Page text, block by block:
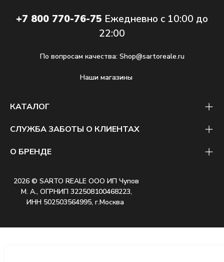
КАТАЛОГ
СЛУЖБА ЗАБОТЫ О КЛИЕНТАХ
О БРЕНДЕ
+7 800 770-76-75 Ежедневно с 10:00 до
22:00
По вопросам качества: Shop@sartoreale.ru
Наши магазины
2026 © SARTO REALE ООО ИП Чупов
М. А., ОГРНИП 322508100468223,
ИНН 502503564995, г.Москва